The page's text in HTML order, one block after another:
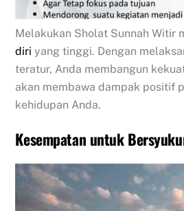
Melakukan Sholat Sunnah Witir
diri yang tinggi. Dengan
teratur, Anda membangun
akan membawa dampak positif
kehidupan Anda.
Kesempatan untuk